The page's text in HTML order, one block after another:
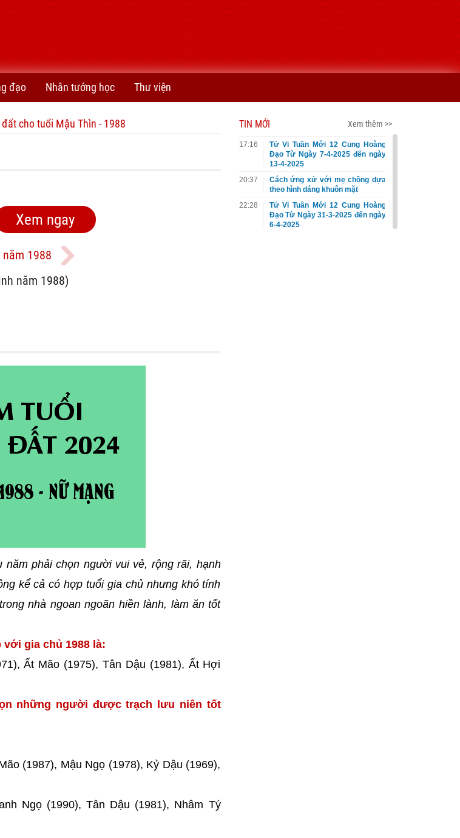
đạo Nhân tướng học Thư viện
cho tuổi Mậu Thìn - 1988
1988
năm 1988)
phải chọn người vui vẻ, rộng rãi, hạnh
kể cả có hợp tuổi gia chủ nhưng khó tính
nhà ngoan ngoãn hiền lành, làm ăn tốt
với gia chủ 1988 là:
Ất Mão (1975), Tân Dậu (1981), Ất Hợi
những người được trạch lưu niên tốt
(1987), Mậu Ngọ (1978), Kỷ Dậu (1969),
Ngọ (1990), Tân Dậu (1981), Nhâm Tý
TIN MỚI Xem thêm >>
17:16
Tử Vi Tuần Mới 12 Cung Hoàng
Đạo Từ Ngày 7-4-2025 đến ngày
13-4-2025
20:37
Cách ứng xử với mẹ chồng dựa
theo hình dáng khuôn mặt
22:28
Tử Vi Tuần Mới 12 Cung Hoàng
Đạo Từ Ngày 31-3-2025 đến ngày
6-4-2025